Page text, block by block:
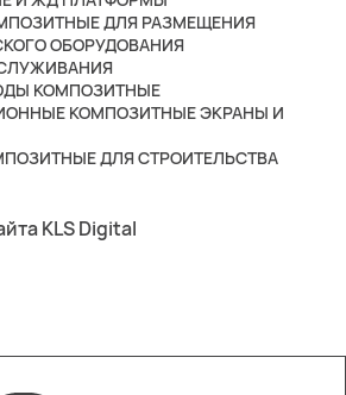
ДЛЯ РАЗМЕЩЕНИЯ
ОБОРУДОВАНИЯ
КОМПОЗИТНЫЕ
КОМПОЗИТНЫЕ ЭКРАНЫ И
ДЛЯ СТРОИТЕЛЬСТВА
KLS Digital